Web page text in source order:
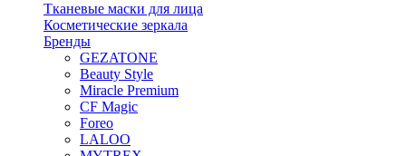
Тканевые маски для лица
Косметические зеркала
Бренды
GEZATONE
Beauty Style
Miracle Premium
CF Magic
Foreo
LALOO